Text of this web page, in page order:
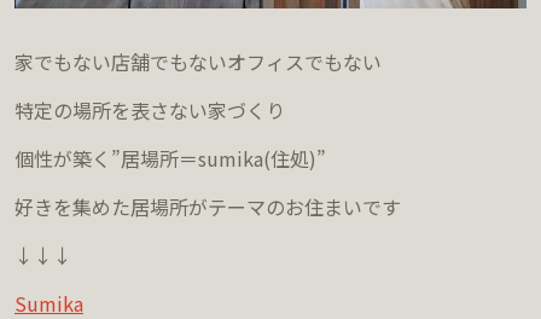
家でもない店舗でもないオフィスでもない
特定の場所を表さない家づくり
個性が築く”居場所＝sumika(住処)”
好きを集めた居場所がテーマのお住まいです
↓↓↓
Sumika